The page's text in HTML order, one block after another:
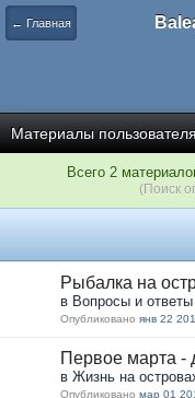
← Главная
Материалы
Всего 2
(Поиск
Рыбалка на
в Вопросы и
Опубликовано янв 22
Первое марта -
в Жизнь на
Опубликовано мар 01